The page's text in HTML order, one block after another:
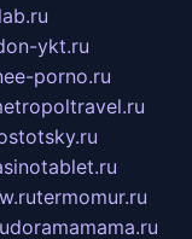
ykt.ru
porno.ru
termomur.ru
doramamama.ru